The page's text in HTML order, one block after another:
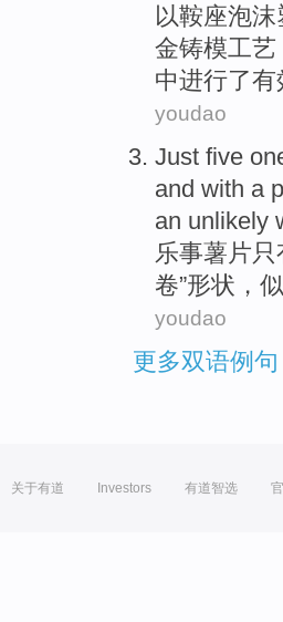
以鞍座泡沫
金铸模工艺
中进行了有
youdao
Just five
and with a
an unlikely
乐事薯片只
卷”形状，
youdao
更多双语例句
关于有道 Investors 有道智选